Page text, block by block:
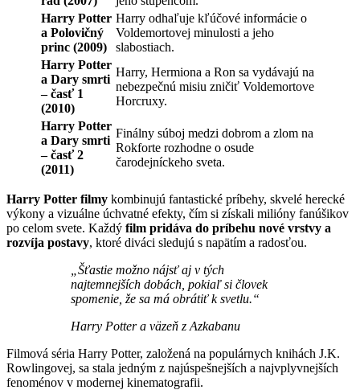
Harry Potter
a Polovičný
princ (2009)
Harry odhaľuje kľúčové informácie o
Voldemortovej minulosti a jeho
slabostiach.
Harry Potter
a Dary smrti
– časť 1
(2010)
Harry, Hermiona a Ron sa vydávajú na
nebezpečnú misiu zničiť Voldemortove
Horcruxy.
Harry Potter
a Dary smrti
– časť 2
(2011)
Finálny súboj medzi dobrom a zlom na
Rokforte rozhodne o osude
čarodejníckeho sveta.
Harry Potter filmy kombinujú fantastické príbehy, skvelé herecké
výkony a vizuálne úchvatné efekty, čím si získali milióny fanúšikov
po celom svete. Každý film pridáva do príbehu nové vrstvy a
rozvíja postavy, ktoré diváci sledujú s napätím a radosťou.
„Šťastie možno nájsť aj v tých
najtemnejších dobách, pokiaľ si človek
spomenie, že sa má obrátiť k svetlu.“
Harry Potter a väzeň z Azkabanu
Filmová séria Harry Potter, založená na populárnych knihách J.K.
Rowlingovej, sa stala jedným z najúspešnejších a najvplyvnejších
fenoménov v modernej kinematografii.